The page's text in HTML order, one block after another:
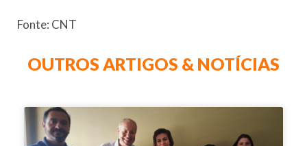
Fonte: CNT
OUTROS ARTIGOS & NOTÍCIAS